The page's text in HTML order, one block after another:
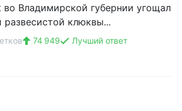
Владимирской губернии угощал
развесистой клюквы...
74 949
Лучший ответ